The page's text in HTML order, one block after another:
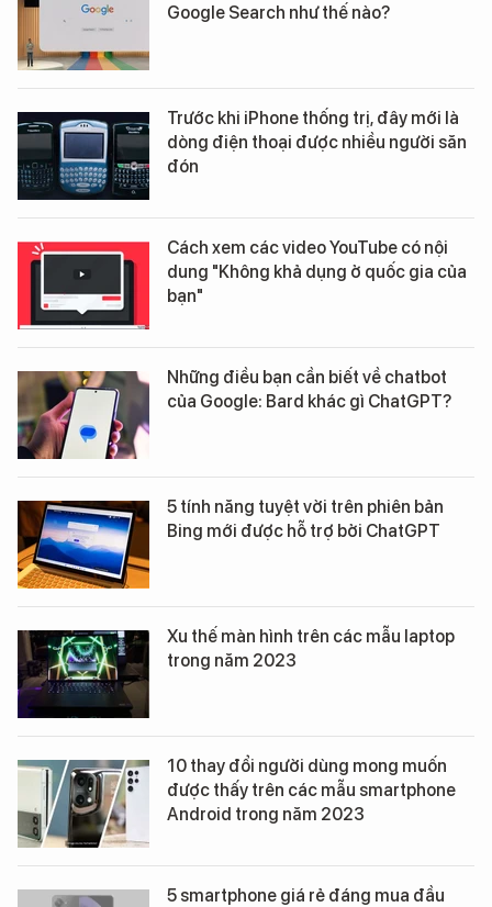
Google Search như thế nào?
Trước khi iPhone thống trị, đây mới là
dòng điện thoại được nhiều người săn
đón
Cách xem các video YouTube có nội
dung "Không khả dụng ở quốc gia của
bạn"
Những điều bạn cần biết về chatbot
của Google: Bard khác gì ChatGPT?
5 tính năng tuyệt vời trên phiên bản
Bing mới được hỗ trợ bởi ChatGPT
Xu thế màn hình trên các mẫu laptop
trong năm 2023
10 thay đổi người dùng mong muốn
được thấy trên các mẫu smartphone
Android trong năm 2023
5 smartphone giá rẻ đáng mua đầu